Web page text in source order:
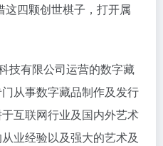
这四颗创世棋子，打开属
技有限公司运营的数字藏
从事数字藏品制作及发行
互联网行业及国内外艺术
业经验以及强大的艺术及